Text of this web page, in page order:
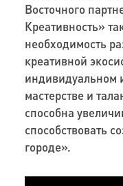
Восточного
Креативность»
необходимость
креативной
индивидуальном
мастерстве и
способна
способствовать
городе».